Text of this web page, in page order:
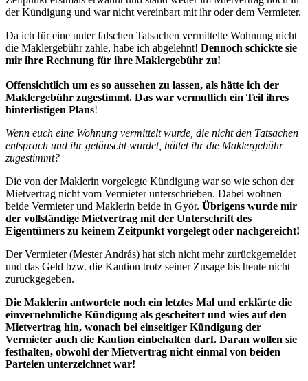
der Kündigung und war nicht vereinbart mit ihr oder dem Vermieter.
Da ich für eine unter falschen Tatsachen vermittelte Wohnung nicht
die Maklergebühr zahle, habe ich abgelehnt! Dennoch schickte sie
mir ihre Rechnung für ihre Maklergebühr zu!
Offensichtlich um es so aussehen zu lassen, als hätte ich der
Maklergebühr zugestimmt. Das war vermutlich ein Teil ihres
hinterlistigen Plans!
Wenn euch eine Wohnung vermittelt wurde, die nicht den Tatsachen
entsprach und ihr getäuscht wurdet, hättet ihr die Maklergebühr
zugestimmt?
Die von der Maklerin vorgelegte Kündigung war so wie schon der
Mietvertrag nicht vom Vermieter unterschrieben. Dabei wohnen
beide Vermieter und Maklerin beide in Györ. Übrigens wurde mir
der vollständige Mietvertrag mit der Unterschrift des
Eigentümers zu keinem Zeitpunkt vorgelegt oder nachgereicht!
Der Vermieter (Mester András) hat sich nicht mehr zurückgemeldet
und das Geld bzw. die Kaution trotz seiner Zusage bis heute nicht
zurückgegeben.
Die Maklerin antwortete noch ein letztes Mal und erklärte die
einvernehmliche Kündigung als gescheitert und wies auf den
Mietvertrag hin, wonach bei einseitiger Kündigung der
Vermieter auch die Kaution einbehalten darf. Daran wollen sie
festhalten, obwohl der Mietvertrag nicht einmal von beiden
Parteien unterzeichnet war!